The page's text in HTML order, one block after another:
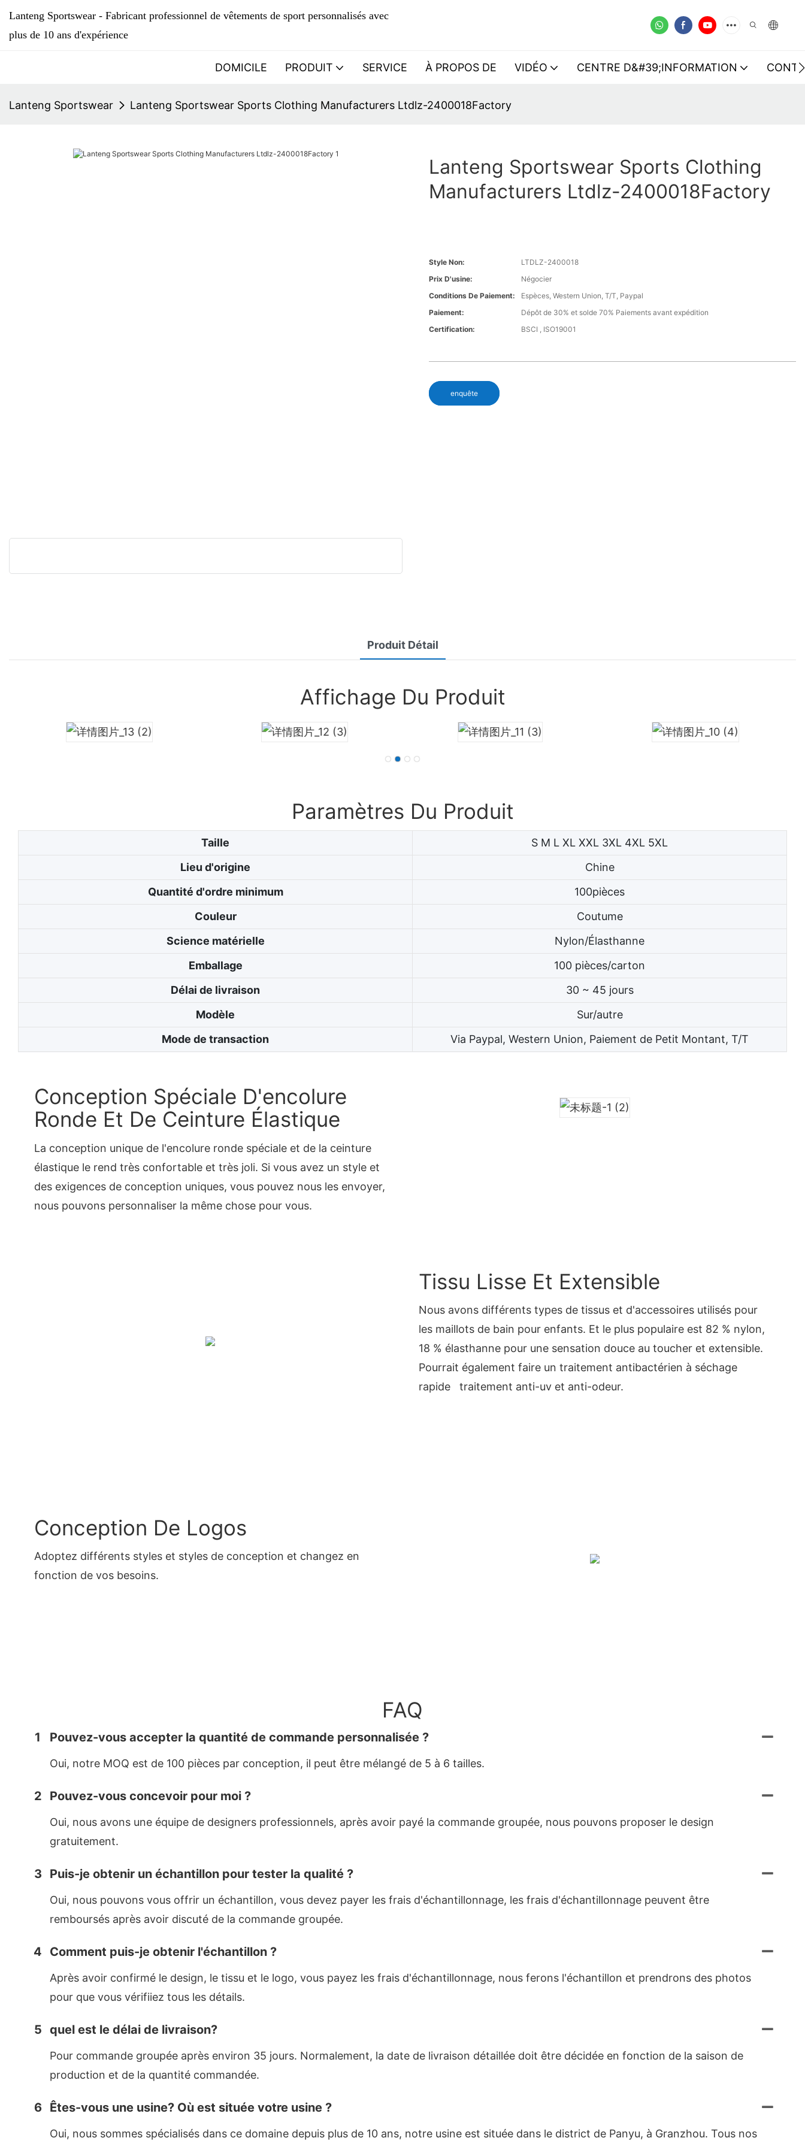
Lanteng Sportswear - Fabricant professionnel de vêtements de sport personnalisés avec
plus de 10 ans d'expérience
DOMICILE PRODUIT SERVICE À PROPOS DE VIDÉO CENTRE D&#39;INFORMATION
Lanteng Sportswear Lanteng Sportswear Sports Clothing Manufacturers Ltdlz-2400018Factory
Lanteng Sportswear Sports Clothing
Manufacturers Ltdlz-2400018Factory
Style Non:
LTDLZ-2400018
Prix D'usine:
Négocier
Conditions De Paiement:
Espèces, Western Union, T/T, Paypal
Paiement:
Dépôt de 30% et solde 70% Paiements avant expédition
Certification:
BSCI , ISO19001
enquête
Produit Détail
Affichage Du Produit
Paramètres Du Produit
Taille
S M L XL XXL 3XL 4XL 5XL
Lieu d'origine
Chine
Quantité d'ordre minimum
100pièces
Couleur
Coutume
Science matérielle
Nylon/Élasthanne
Emballage
100 pièces/carton
Délai de livraison
30 ~ 45 jours
Modèle
Sur/autre
Mode de transaction
Via Paypal, Western Union, Paiement de Petit Montant, T/T
Conception Spéciale D'encolure
Ronde Et De Ceinture Élastique
La conception unique de l'encolure ronde spéciale et de la ceinture
élastique le rend très confortable et très joli. Si vous avez un style et
des exigences de conception uniques, vous pouvez nous les envoyer,
nous pouvons personnaliser la même chose pour vous.
Tissu Lisse Et Extensible
Nous avons différents types de tissus et d'accessoires utilisés pour
les maillots de bain pour enfants. Et le plus populaire est 82 % nylon,
18 % élasthanne pour une sensation douce au toucher et extensible.
Pourrait également faire un traitement antibactérien à séchage
rapide traitement anti-uv et anti-odeur.
Conception De Logos
Adoptez différents styles et styles de conception et changez en
fonction de vos besoins.
FAQ
1 Pouvez-vous accepter la quantité de commande personnalisée ?
Oui, notre MOQ est de 100 pièces par conception, il peut être mélangé de 5 à 6 tailles.
2 Pouvez-vous concevoir pour moi ?
Oui, nous avons une équipe de designers professionnels, après avoir payé la commande groupée, nous pouvons proposer le design
gratuitement.
3 Puis-je obtenir un échantillon pour tester la qualité ?
Oui, nous pouvons vous offrir un échantillon, vous devez payer les frais d'échantillonnage, les frais d'échantillonnage peuvent être
remboursés après avoir discuté de la commande groupée.
4 Comment puis-je obtenir l'échantillon ?
Après avoir confirmé le design, le tissu et le logo, vous payez les frais d'échantillonnage, nous ferons l'échantillon et prendrons des photos
pour que vous vérifiiez tous les détails.
5 quel est le délai de livraison?
Pour commande groupée après environ 35 jours. Normalement, la date de livraison détaillée doit être décidée en fonction de la saison de
production et de la quantité commandée.
6 Êtes-vous une usine? Où est située votre usine ?
Oui, nous sommes spécialisés dans ce domaine depuis plus de 10 ans, notre usine est située dans le district de Panyu, à Granzhou. Tous nos